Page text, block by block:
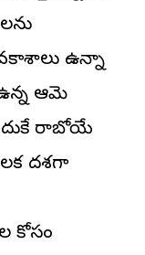
ఉన్నా
ఆమె
రాబోయే
దశగా
కోసం